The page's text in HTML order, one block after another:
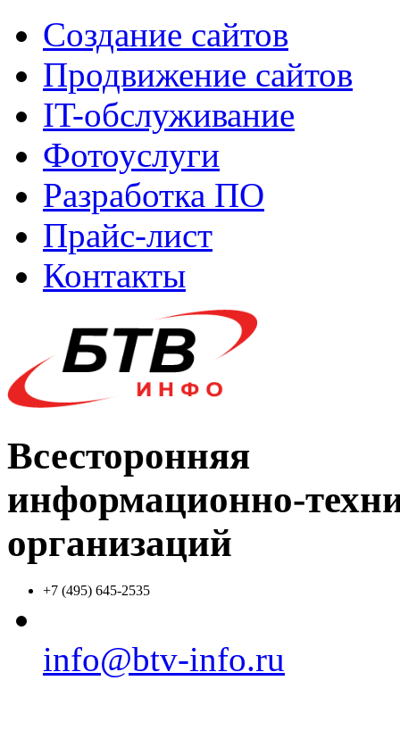
Создание сайтов
Продвижение сайтов
IT-обслуживание
Фотоуслуги
Разработка ПО
Прайс-лист
Контакты
Всесторонняя
информационно-
организаций
+7 (495) 645-2535
info@btv-info.ru